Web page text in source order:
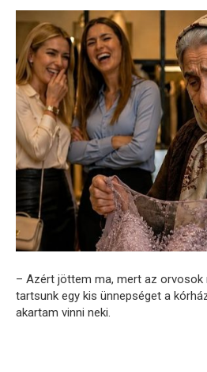
– Azért jöttem ma, mert az orvosok
tartsunk egy kis ünnepséget a
akartam vinni neki.